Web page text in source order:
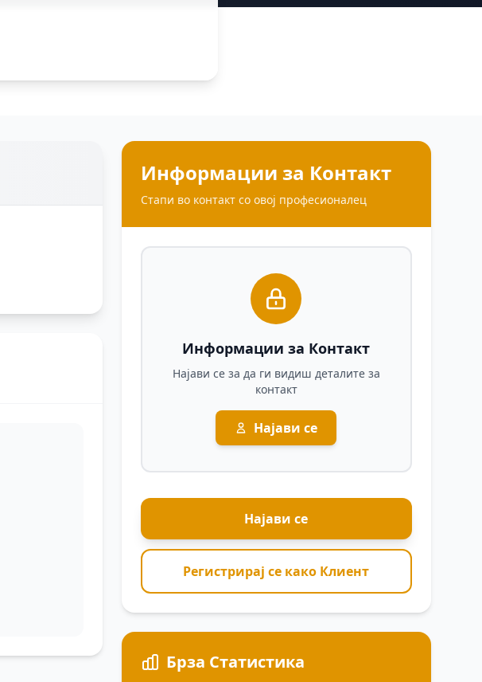
Информации за Контакт
Стапи во контакт со овој професионалец
Информации за Контакт
Најави се за да ги видиш деталите за
контакт
Најави се
Најави се
Регистрирај се како Клиент
Брза Статистика